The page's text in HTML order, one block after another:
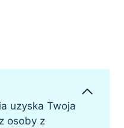
uzyska Twoja
osoby z